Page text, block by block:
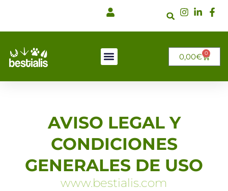
0,00€ 0
AVISO LEGAL Y
CONDICIONES
GENERALES DE USO
www.bestialis.com